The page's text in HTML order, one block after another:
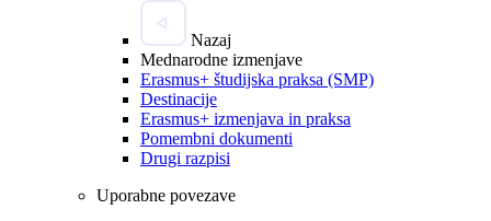
Nazaj
Mednarodne izmenjave
Erasmus+ študijska praksa (SMP)
Destinacije
Erasmus+ izmenjava in praksa
Pomembni dokumenti
Drugi razpisi
Uporabne povezave